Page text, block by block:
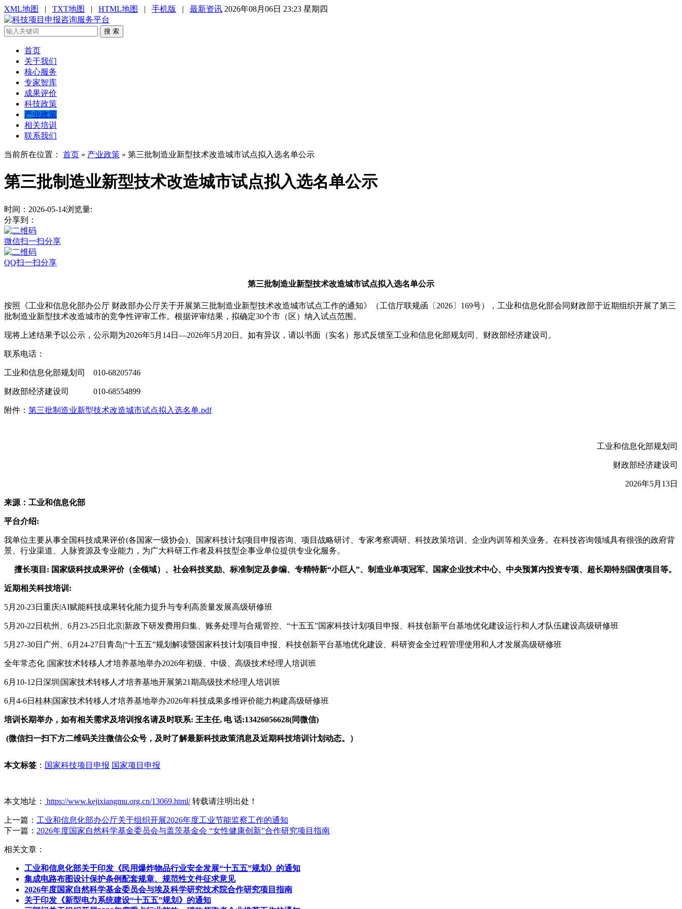
XML地图 | TXT地图 | HTML地图 | 手机版 | 最新资讯 2026年08月06日 23:23 星期四
搜 索
首页
关于我们
核心服务
专家智库
成果评价
科技政策
产业政策
相关培训
联系我们
当前所在位置： 首页 » 产业政策 » 第三批制造业新型技术改造城市试点拟入选名单公示
第三批制造业新型技术改造城市试点拟入选名单公示
时间：2026-05-14浏览量:
分享到：
微信扫一扫分享
QQ扫一扫分享
第三批制造业新型技术改造城市试点拟入选名单公示
按照《工业和信息化部办公厅 财政部办公厅关于开展第三批制造业新型技术改造城市试点工作的通知》（工信厅联规函〔2026〕169号），工业和信息化部会同财政部于近期组织开展了第三
批制造业新型技术改造城市的竞争性评审工作。根据评审结果，拟确定30个市（区）纳入试点范围。
现将上述结果予以公示，公示期为2026年5月14日—2026年5月20日。如有异议，请以书面（实名）形式反馈至工业和信息化部规划司、财政部经济建设司。
联系电话：
工业和信息化部规划司 010-68205746
财政部经济建设司 010-68554899
附件： 第三批制造业新型技术改造城市试点拟入选名单.pdf
工业和信息化部规划司
财政部经济建设司
2026年5月13日
来源： 工业和信息化部
平台介绍:
我单位主要从事全国科技成果评价(各国家一级协会) 、国家科技计划项目申报咨询、项目战略研讨、专家考察调研、科技政策培训、企业内训等相关业务。在科技咨询领域具有很强的政府背
景、行业渠道、人脉资源及专业能力，为广大科研工作者及科技型企事业单位提供专业化服务。
擅长项目: 国家级科技成果评价（全领域）、社会科技奖励、标准制定及参编、专精特新“小巨人”、制造业单项冠军、国家企业技术中心、中央预算内投资专项、超长期特别国债项目等。
近期相关科技培训:
5月 20-23日 重庆|AI赋能科技成果转化能力提升与专利高质量发展高级研修班
5月20-22日杭州、6月23-25日北京|新政下研发费用归集、账务处理与合规管控、“十五五”国家科技计划项目申报、科技创新平台基地优化建设运行和人才队伍建设高级研修班
5月27-30日广州、6月24-27日青岛|“十五五”规划解读暨国家科技计划项目申报、科技创新平台基地优化建设、科研资金全过程管理使用和人才发展高级研修班
全年常态化 |国家技术转移人才培养基地举办2026年初级、中级、高级技术经理人培训班
6月10-12日深圳|国家技术转移人才培养基地开展第21期高级技术经理人培训班
6月4-6日桂林|国家技术转移人才培养基地举办2026年科技成果多维评价能力构建高级研修班
培训长期举办，如有相关需求及培训报名请及时联系: 王主任, 电 话:13426056628(同微信)
(微信扫一扫下方二维码关注微信公众号，及时了解最新科技政策消息及近期科技培训计划动态。）
本文标签 ： 国家科技项目申报 国家项目申报
本文地址： https://www.kejixiangmu.org.cn/13069.html/转载请注明出处！
上一篇： 工业和信息化部办公厅关于组织开展2026年度工业节能监察工作的通知
下一篇： 2026年度国家自然科学基金委员会与盖茨基金会 “女性健康创新”合作研究项目指南
相关文章：
工业和信息化部关于印发《民用爆炸物品行业安全发展“十五五”规划》的通知
集成电路布图设计保护条例配套规章、规范性文件征求意见
2026年度国家自然科学基金委员会与埃及科学研究技术院合作研究项目指南
关于印发《新型电力系统建设“十五五”规划》的通知